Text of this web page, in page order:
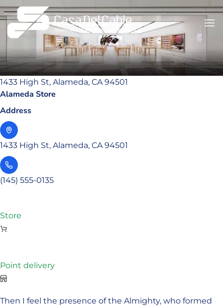
Saltar
al
contenido
1433 High St, Alameda, CA 94501
Alameda Store
Address
1433 High St, Alameda, CA 94501
(145) 555-0135
Store
Point delivery
Then I feel the presence of the Almighty, who formed